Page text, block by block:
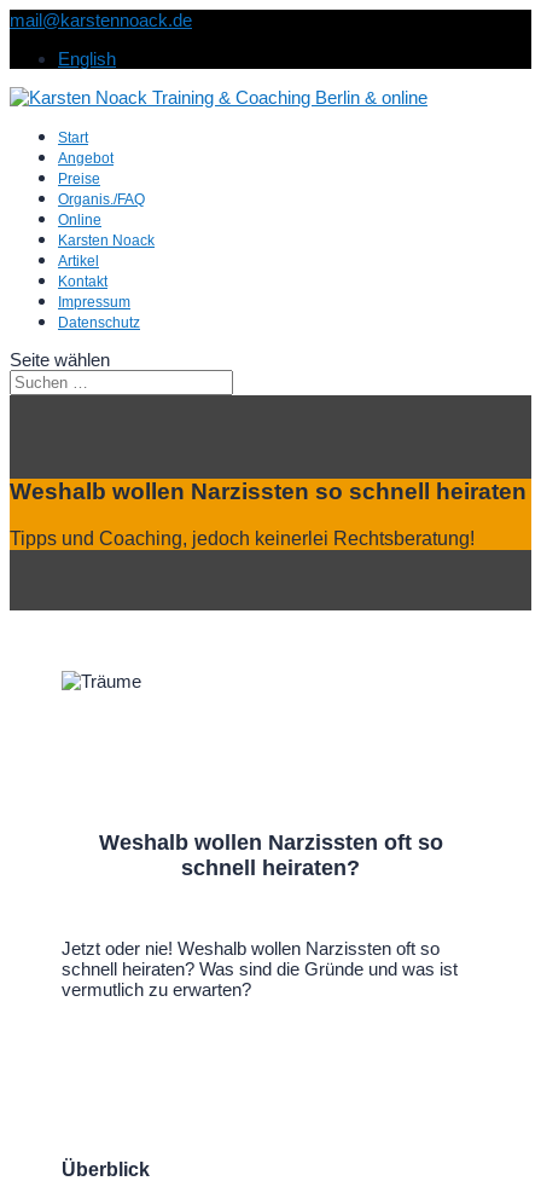
mail@karstennoack.de
English
Start
Angebot
Preise
Organis./FAQ
Online
Karsten Noack
Artikel
Kontakt
Impressum
Datenschutz
Seite wählen
Weshalb wollen Narzissten so schnell heiraten
Tipps und Coaching, jedoch keinerlei Rechtsberatung!
Weshalb wollen Narzissten oft so
schnell heiraten?
Jetzt oder nie! Weshalb wollen Narzissten oft so
schnell heiraten? Was sind die Gründe und was ist
vermutlich zu erwarten?
Überblick